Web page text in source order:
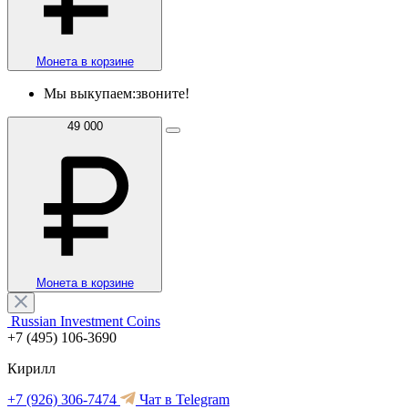
Монета в корзине
Мы выкупаем:звоните!
49 000
Монета в корзине
Russian Investment Coins
+7 (495) 106-3690
Кирилл
+7 (926) 306-7474
Чат в Telegram